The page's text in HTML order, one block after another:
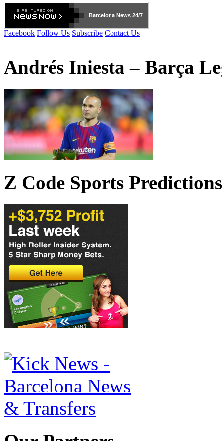
Barcelona News 24/7
Facebook Follow Us Subscribe Contact Us
Andrés Iniesta – Barça
Z Code Sports Predictions